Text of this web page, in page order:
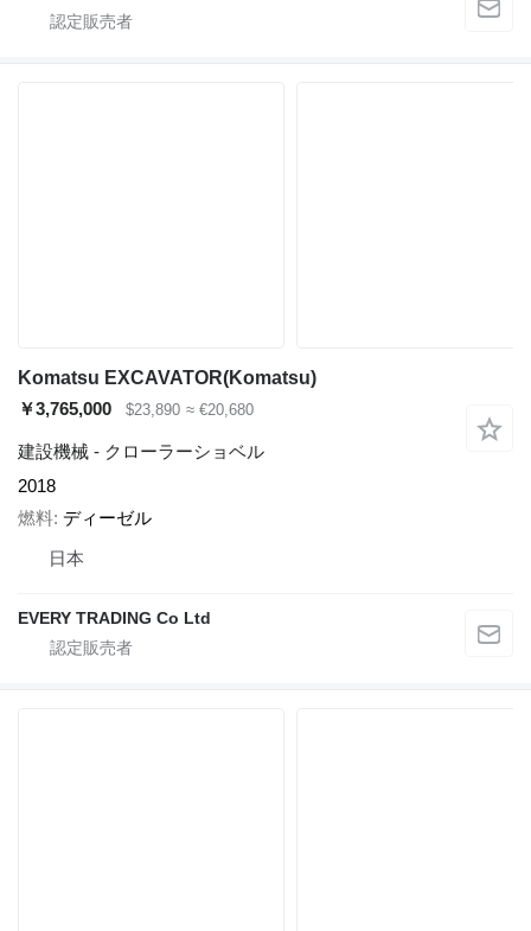
Komatsu EXCAVATOR(Komatsu)
￥3,765,000
$23,890 ≈ €20,680
建設機械 - クローラーショベル
2018
燃料 ディーゼル
日本
EVERY TRADING Co Ltd